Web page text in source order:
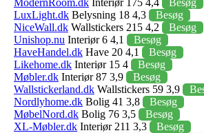
LuxLight.dk Belysning 18 4,3
Besøg
NiceWall.dk Wallstickers 215 4,2
Besøg
Unishop.nu Interiør 6 4,1
Besøg
HaveHandel.dk Have 20 4,1
Besøg
Likehome.dk Interiør 15 4
Besøg
Møbler.dk Interiør 87 3,9
Besøg
Wallstickerland.dk Wallstickers 59 3,9
Nordlyhome.dk Bolig 41 3,8
Besøg
MøbelNord.dk Bolig 76 3,5
Besøg
XL-Møbler.dk Interiør 211 3,3
Besøg